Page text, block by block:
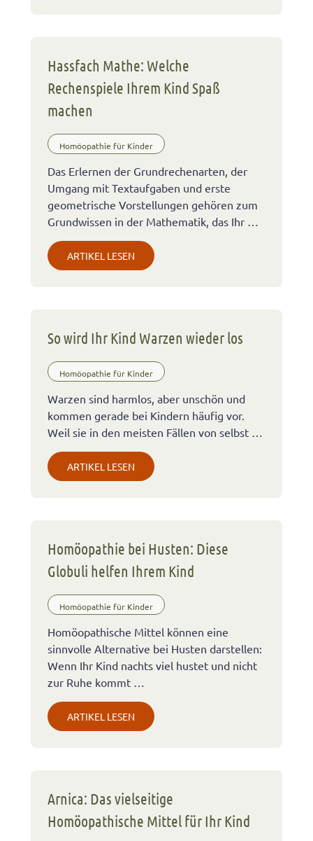
Hassfach Mathe: Welche
Rechenspiele Ihrem Kind Spaß
machen
Homöopathie für Kinder
Das Erlernen der Grundrechenarten, der
Umgang mit Textaufgaben und erste
geometrische Vorstellungen gehören zum
Grundwissen in der Mathematik, das Ihr …
ARTIKEL LESEN
So wird Ihr Kind Warzen wieder los
Homöopathie für Kinder
Warzen sind harmlos, aber unschön und
kommen gerade bei Kindern häufig vor.
Weil sie in den meisten Fällen von selbst …
ARTIKEL LESEN
Homöopathie bei Husten: Diese
Globuli helfen Ihrem Kind
Homöopathie für Kinder
Homöopathische Mittel können eine
sinnvolle Alternative bei Husten darstellen:
Wenn Ihr Kind nachts viel hustet und nicht
zur Ruhe kommt …
ARTIKEL LESEN
Arnica: Das vielseitige
Homöopathische Mittel für Ihr Kind